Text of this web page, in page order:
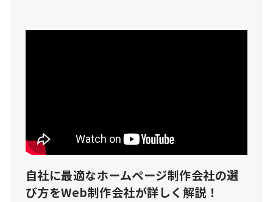
自社に最適なホームページ制作会社の選
び方をWeb制作会社が詳しく解説！